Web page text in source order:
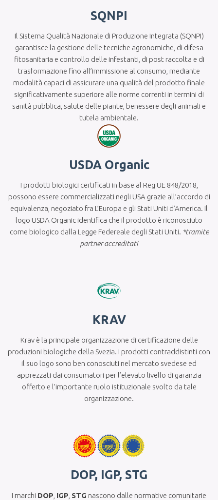
SQNPI
Il Sistema Qualità Nazionale di Produzione Integrata (SQNPI)
garantisce la gestione delle tecniche agronomiche, di difesa
fitosanitaria e controllo delle infestanti, di post raccolta e di
trasformazione fino all’immissione al consumo, mediante
modalità capaci di assicurare una qualità del prodotto finale
significativamente superiore alle norme correnti in termini di
sanità pubblica, salute delle piante, benessere degli animali e
tutela ambientale.
USDA Organic
I prodotti biologici certificati in base al Reg UE 848/2018,
possono essere commercializzati negli USA grazie all’accordo di
equivalenza, negoziato fra L’Europa e gli Stati Uniti d’America. Il
logo USDA Organic identifica che il prodotto è riconosciuto
come biologico dalla Legge Federeale degli Stati Uniti. *tramite
partner accreditati
KRAV
Krav è la principale organizzazione di certificazione delle
produzioni biologiche della Svezia. I prodotti contraddistinti con
il suo logo sono ben conosciuti nel mercato svedese ed
apprezzati dai consumatori per l’elevato livello di garanzia
offerto e l’importante ruolo istituzionale svolto da tale
organizzazione.
DOP, IGP, STG
I marchi DOP IGP STG nascono dalle normative comunitarie